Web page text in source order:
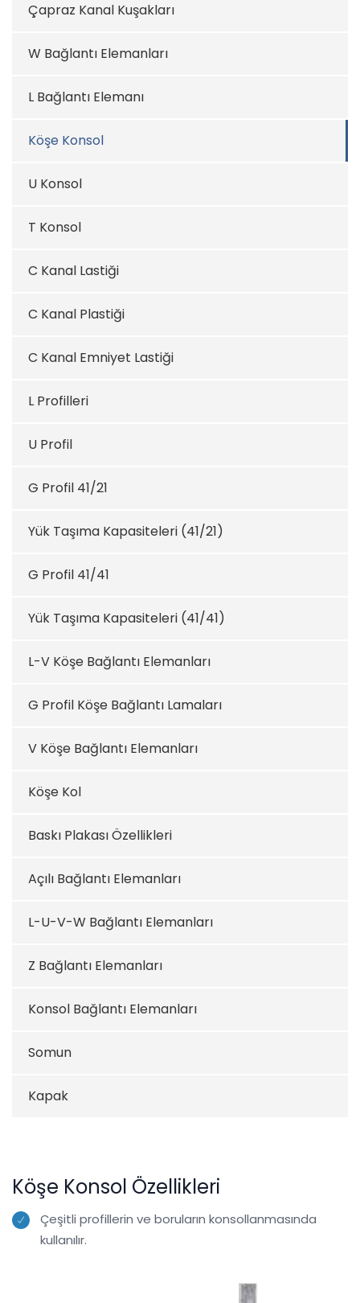
Çapraz Kanal Kuşakları
W Bağlantı Elemanları
L Bağlantı Elemanı
Köşe Konsol
U Konsol
T Konsol
C Kanal Lastiği
C Kanal Plastiği
C Kanal Emniyet Lastiği
L Profilleri
U Profil
G Profil 41/21
Yük Taşıma Kapasiteleri (41/21)
G Profil 41/41
Yük Taşıma Kapasiteleri (41/41)
L-V Köşe Bağlantı Elemanları
G Profil Köşe Bağlantı Lamaları
V Köşe Bağlantı Elemanları
Köşe Kol
Baskı Plakası Özellikleri
Açılı Bağlantı Elemanları
L-U-V-W Bağlantı Elemanları
Z Bağlantı Elemanları
Konsol Bağlantı Elemanları
Somun
Kapak
Köşe Konsol Özellikleri
Çeşitli profillerin ve boruların konsollanmasında
kullanılır.